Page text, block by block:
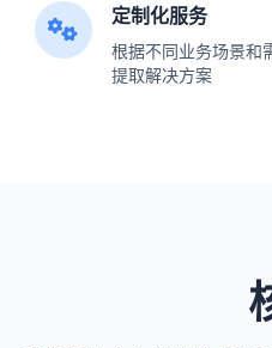
定制化服务
根据不同业务场景和
提取解决方案